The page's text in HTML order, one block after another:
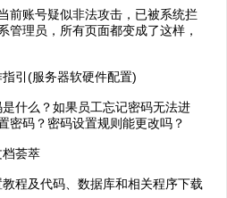
前账号疑似非法攻击，已被系统拦
管理员，所有页面都变成了这样，
引(服务器软硬件配置)
什么？如果员工忘记密码无法进
密码？密码设置规则能更改吗？
档荟萃
程及代码、数据库和相关程序下载